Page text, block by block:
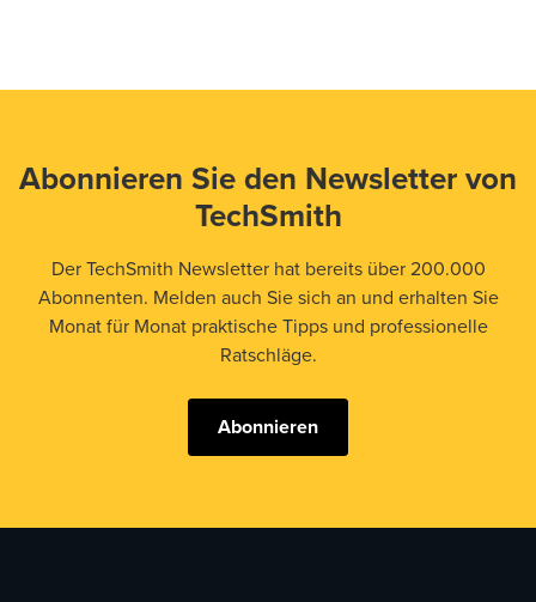
Abonnieren Sie den Newsletter von
TechSmith
Der TechSmith Newsletter hat bereits über 200.000
Abonnenten. Melden auch Sie sich an und erhalten Sie
Monat für Monat praktische Tipps und professionelle
Ratschläge.
Abonnieren